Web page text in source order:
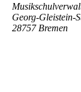
Georg-Gleistein-
28757 Bremen